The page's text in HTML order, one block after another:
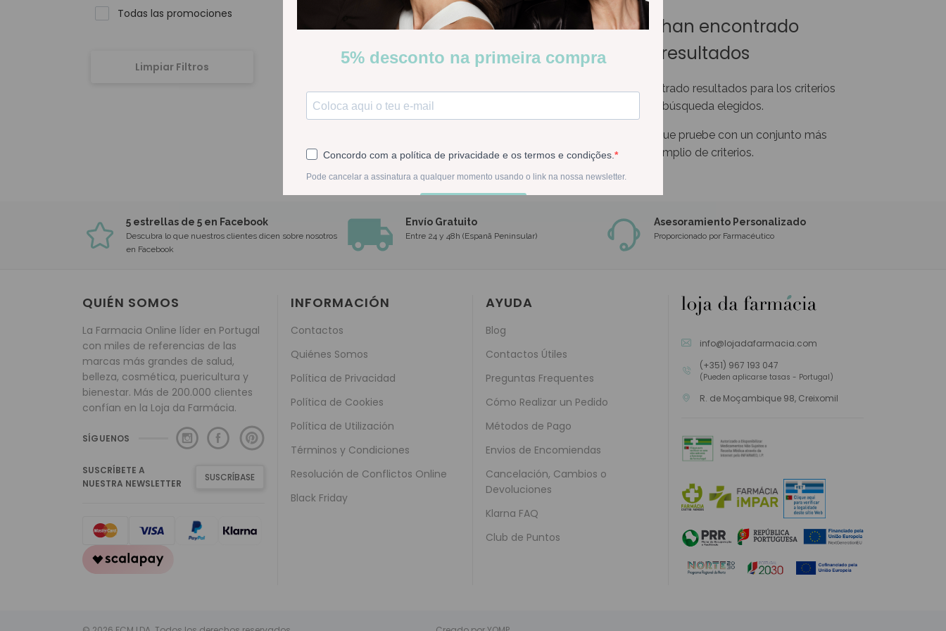
Todas las promociones
Limpiar Filtros
No se han encontrado
resultados
No se han encontrado resultados para los criterios
de búsqueda elegidos.
Le sugerimos que pruebe con un conjunto más
amplio de criterios.
5 estrellas de 5 en Facebook
Descubra lo que nuestros clientes dicen sobre nosotros
en Facebook
Envío Gratuito
Entre 24 y 48h (Espanã Peninsular)
Asesoramiento Personalizado
Proporcionado por Farmacéutico
QUIÉN SOMOS
La Farmacia Online líder en Portugal
con miles de referencias de las
marcas más grandes de salud,
belleza, cosmética, puericultura y
bienestar. Más de 200.000 clientes
confían en la Loja da Farmácia.
SÍGUENOS
SUSCRÍBETE A
NUESTRA NEWSLETTER
SUSCRÍBASE
INFORMACIÓN
Contactos
Quiénes Somos
Política de Privacidad
Política de Cookies
Política de Utilización
Términos y Condiciones
Resolución de Conflictos Online
Black Friday
AYUDA
Blog
Contactos Útiles
Preguntas Frequentes
Cómo Realizar un Pedido
Métodos de Pago
Envios de Encomiendas
Cancelación, Cambios o
Devoluciones
Klarna FAQ
Club de Puntos
info@lojadafarmacia.com
(+351) 967 193 047
(Pueden aplicarse tasas - Portugal)
R. de Moçambique 98, Creixomil